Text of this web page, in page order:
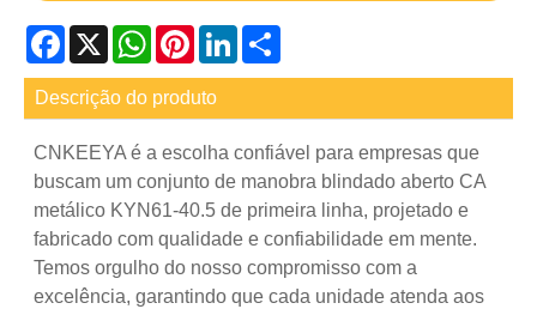
Facebook
X WhatsApp
PinterestLinkedIn
Descrição do produto
CNKEEYA é a escolha confiável para empresas que
buscam um conjunto de manobra blindado aberto CA
metálico KYN61-40.5 de primeira linha, projetado e
fabricado com qualidade e confiabilidade em mente.
Temos orgulho do nosso compromisso com a
excelência, garantindo que cada unidade atenda aos